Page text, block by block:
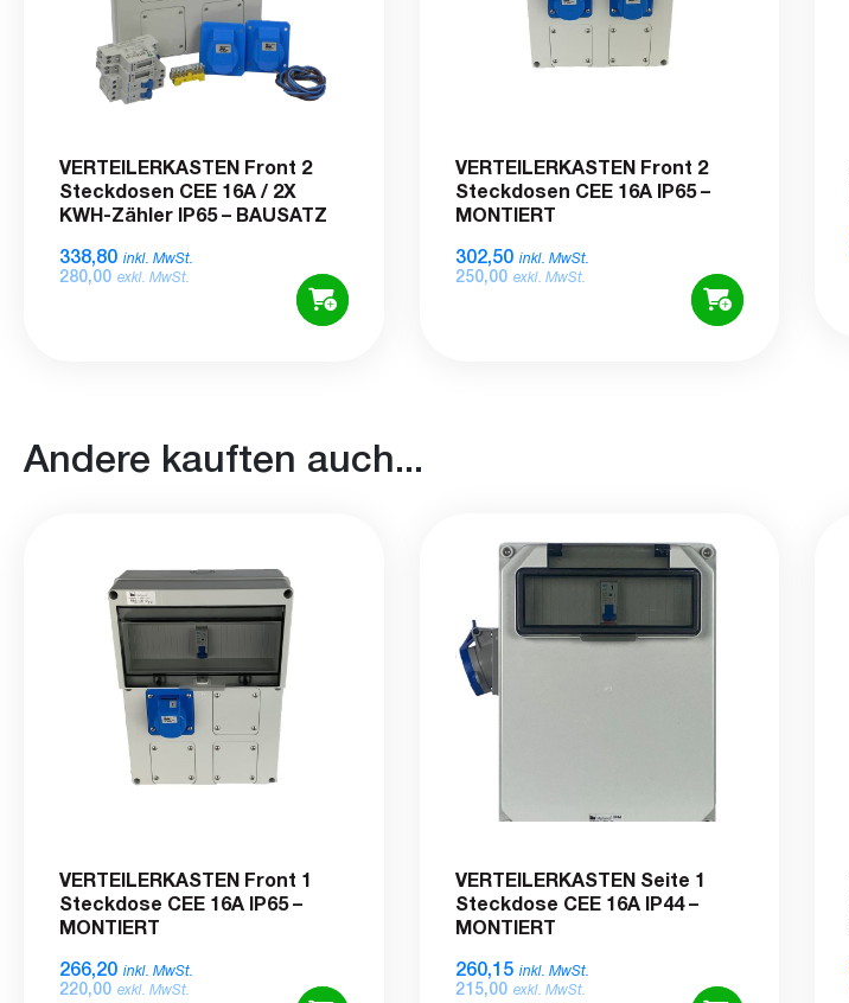
VERTEILERKASTEN Front 2
Steckdosen CEE 16A / 2X
KWH-Zähler IP65 – BAUSATZ
338,80 inkl. MwSt.
280,00 exkl. MwSt.
VERTEILERKASTEN Front 2
Steckdosen CEE 16A IP65 –
MONTIERT
302,50 inkl. MwSt.
250,00 exkl. MwSt.
Andere kauften auch...
VERTEILERKASTEN Front 1
Steckdose CEE 16A IP65 –
MONTIERT
266,20 inkl. MwSt.
220,00 exkl. MwSt.
VERTEILERKASTEN Seite 1
Steckdose CEE 16A IP44 –
MONTIERT
260,15 inkl. MwSt.
215,00 exkl. MwSt.